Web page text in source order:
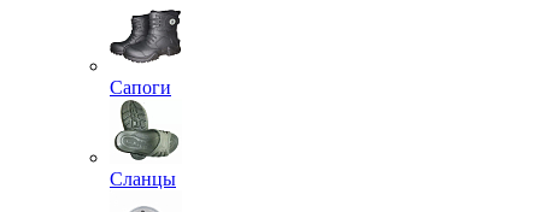
Сапоги
Сланцы